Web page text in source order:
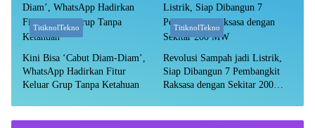
TitiknolTekno
Kini Bisa ‘Cabut Diam-Diam’,
WhatsApp Hadirkan Fitur
Keluar Grup Tanpa Ketahuan
TitiknolTekno
Revolusi Sampah jadi Listrik,
Siap Dibangun 7 Pembangkit
Raksasa dengan Sekitar 200